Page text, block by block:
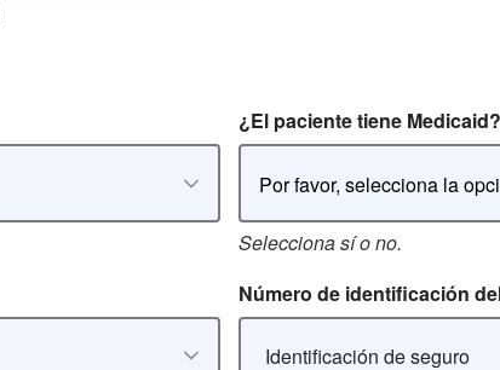
¿El paciente tiene Medicaid?
Por favor, selecciona la
Selecciona sí o no.
Número de identificación